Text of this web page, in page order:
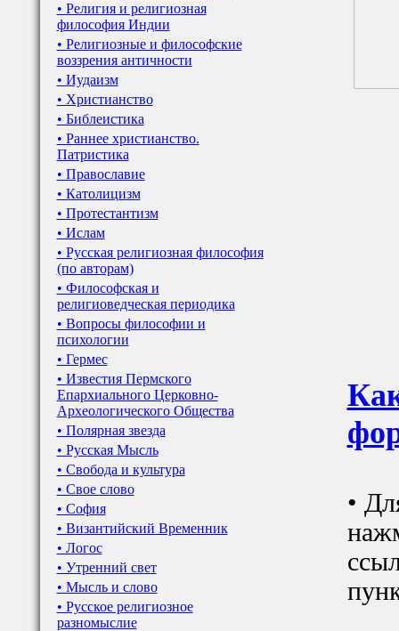
• Религия и религиозная
философия Индии
• Религиозные и философские
воззрения античности
• Иудаизм
• Христианство
• Библеистика
• Раннее христианство.
Патристика
• Православие
• Католицизм
• Протестантизм
• Ислам
• Русская религиозная философия
(по авторам)
• Философская и
религиоведческая периодика
• Вопросы философии и
психологии
• Гермес
• Известия Пермского
Епархиального Церковно-
Археологического Общества
• Полярная звезда
• Русская Мысль
• Свобода и культура
• Свое слово
• София
• Византийский Временник
• Логос
• Утренний свет
• Мысль и слово
• Русское религиозное
разномыслие
•